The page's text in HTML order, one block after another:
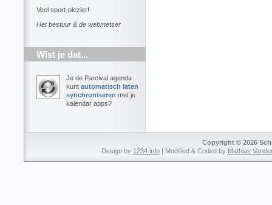
Veel sport-plezier!
Het bestuur & de webmetser
Wist je dat...
Je de Parcival agenda
kunt automatisch laten
synchroniseren met je
kalendar apps?
Copyright © 2026
Design by 1234.info| Modified & Coded by Mathias